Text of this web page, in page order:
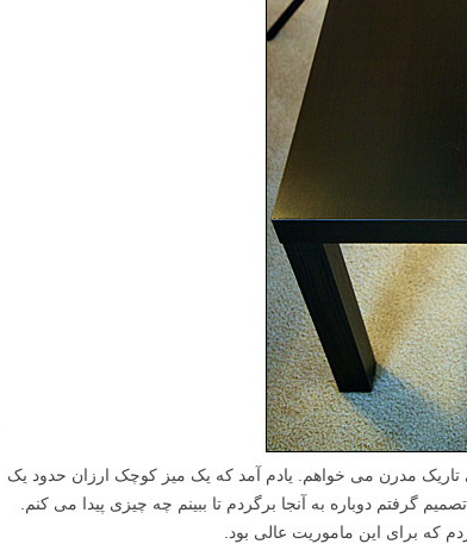
مدرن می خواهم. یادم آمد که یک میز کوچک ارزان حدود یک
گرفتم دوباره به آنجا برگردم تا ببینم چه چیزی پیدا می کنم.
که برای این ماموریت عالی بود.